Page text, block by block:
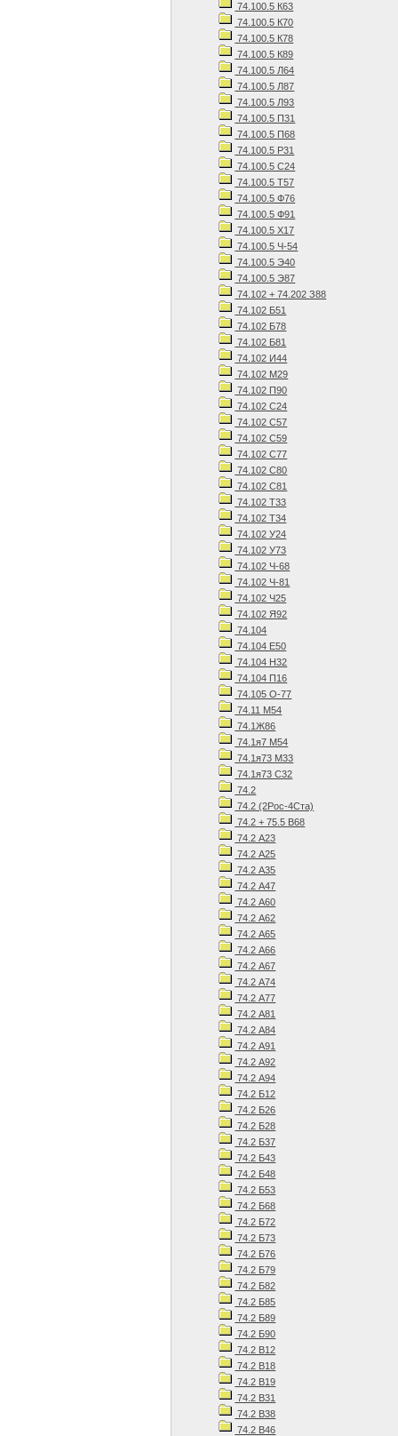
74.100.5 К63
74.100.5 К70
74.100.5 К78
74.100.5 К89
74.100.5 Л64
74.100.5 Л87
74.100.5 Л93
74.100.5 П31
74.100.5 П68
74.100.5 Р31
74.100.5 С24
74.100.5 Т57
74.100.5 Ф76
74.100.5 Ф91
74.100.5 Х17
74.100.5 Ч-54
74.100.5 Э40
74.100.5 Э87
74.102 + 74.202 З88
74.102 Б51
74.102 Б78
74.102 Б81
74.102 И44
74.102 М29
74.102 П90
74.102 С24
74.102 С57
74.102 С59
74.102 С77
74.102 С80
74.102 С81
74.102 Т33
74.102 Т34
74.102 У24
74.102 У73
74.102 Ч-68
74.102 Ч-81
74.102 Ч25
74.102 Я92
74.104
74.104 Е50
74.104 Н32
74.104 П16
74.105 О-77
74.11 М54
74.1Ж86
74.1я7 М54
74.1я73 М33
74.1я73 С32
74.2
74.2 (2Рос-4Ста)
74.2 + 75.5 В68
74.2 А23
74.2 А25
74.2 А35
74.2 А47
74.2 А60
74.2 А62
74.2 А65
74.2 А66
74.2 А67
74.2 А74
74.2 А77
74.2 А81
74.2 А84
74.2 А91
74.2 А92
74.2 А94
74.2 Б12
74.2 Б26
74.2 Б28
74.2 Б37
74.2 Б43
74.2 Б48
74.2 Б53
74.2 Б68
74.2 Б72
74.2 Б73
74.2 Б76
74.2 Б79
74.2 Б82
74.2 Б85
74.2 Б89
74.2 Б90
74.2 В12
74.2 В18
74.2 В19
74.2 В31
74.2 В38
74.2 В46